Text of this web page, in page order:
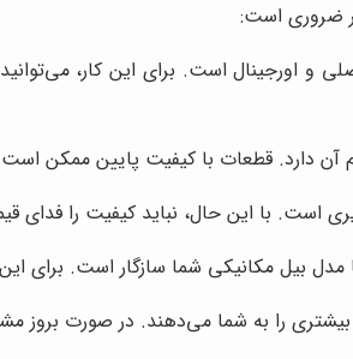
ضروری است:
و اورجینال است. برای این کار،
آن دارد. قطعات با کیفیت پایین ممکن
است. با این حال، نباید کیفیت را فدای
بیل مکانیکی شما سازگار است. برای
را به شما می‌دهند. در صورت بروز